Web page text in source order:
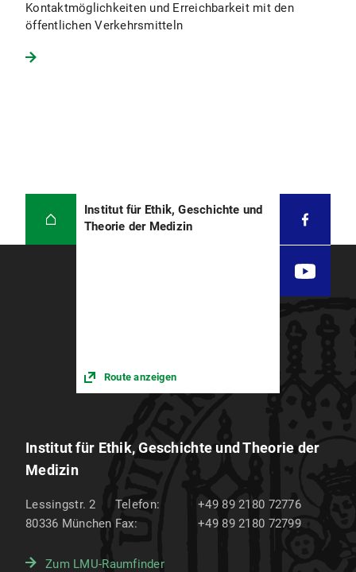
Kontaktmöglichkeiten und Erreichbarkeit mit den
öffentlichen Verkehrsmitteln
Institut für Ethik, Geschichte und
Theorie der Medizin
Route anzeigen
Institut für Ethik, Geschichte und Theorie der
Medizin
Lessingstr. 2
80336 München
Telefon:
+49 89 2180 72776
Fax:
+49 89 2180 72799
Zum LMU-Raumfinder